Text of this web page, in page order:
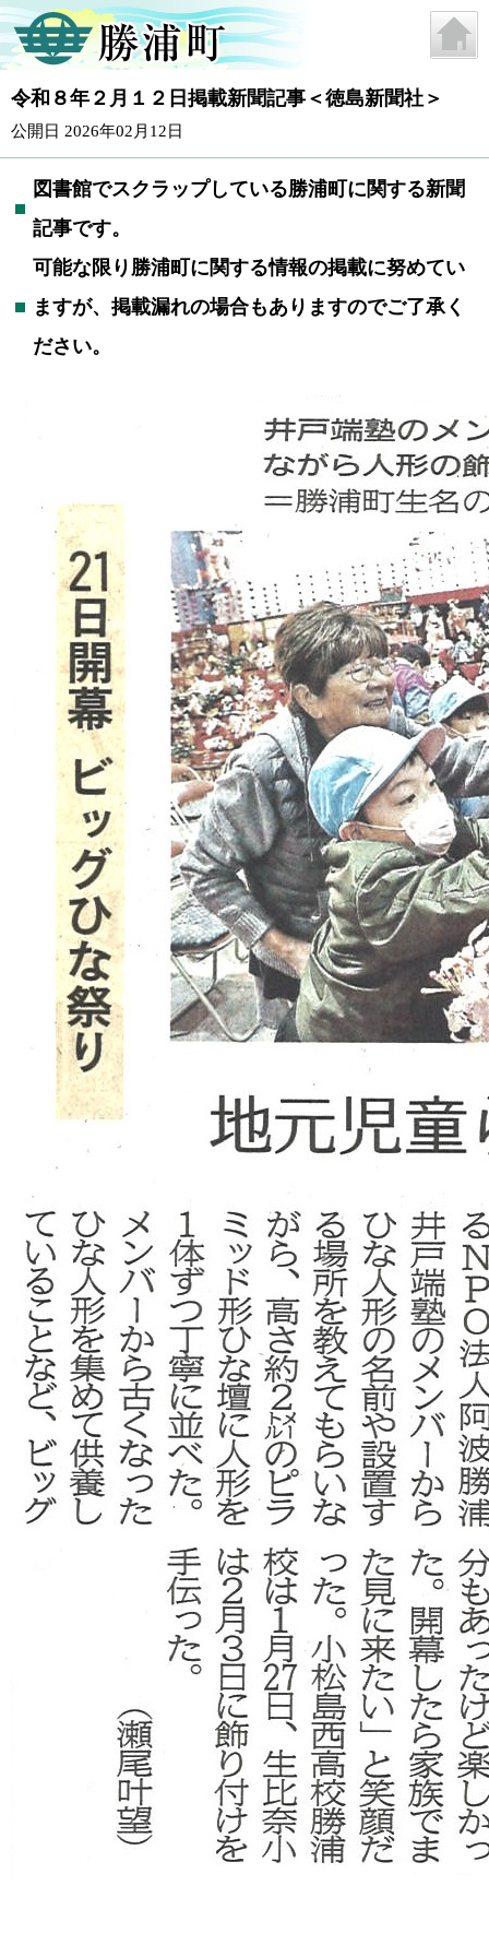
令和８年２月１２日掲載新聞記事＜徳島新聞社＞
公開日 2026年02月12日
図書館でスクラップしている勝浦町に関する新聞
記事です。
可能な限り勝浦町に関する情報の掲載に努めてい
ますが、掲載漏れの場合もありますのでご了承く
ださい。